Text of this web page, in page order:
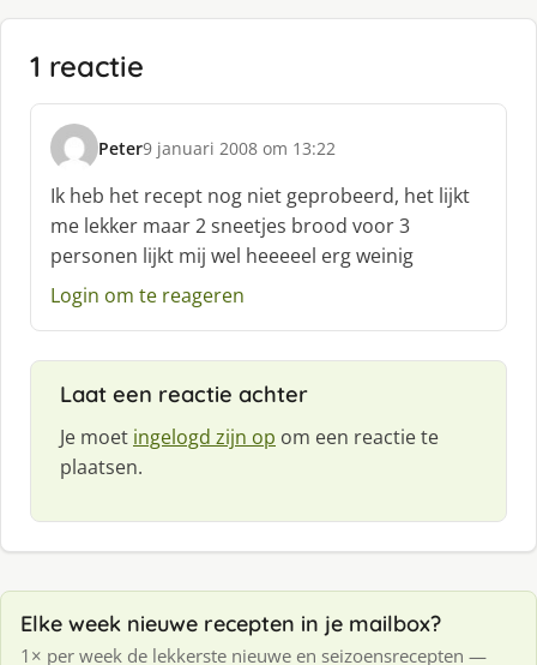
1 reactie
Peter
s
c
h
r
e
e
:
9 januari 2008 om 13:22
Ik heb het recept nog niet geprobeerd, het lijkt
me lekker maar 2 sneetjes brood voor 3
personen lijkt mij wel heeeeel erg weinig
Login om te reageren
Laat een reactie achter
Je moet ingelogd zijn op om een reactie te
plaatsen.
Elke week nieuwe recepten in je mailbox?
1× per week de lekkerste nieuwe en seizoensrecepten —